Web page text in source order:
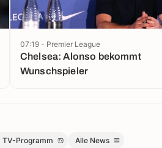
Chelsea: Alonso bekommt
Wunschspieler
07:19 - Premier League
TV-Programm Alle News